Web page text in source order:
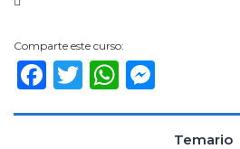
Comparte este curso:
Facebook
TwitterWhatsApp
Temario